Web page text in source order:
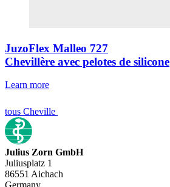
JuzoFlex Malleo 727
Chevillère avec pelotes de silicone
Learn more
tous Cheville
Julius Zorn GmbH
Juliusplatz 1
86551 Aichach